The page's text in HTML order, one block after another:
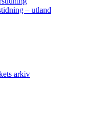
– utland
arkiv